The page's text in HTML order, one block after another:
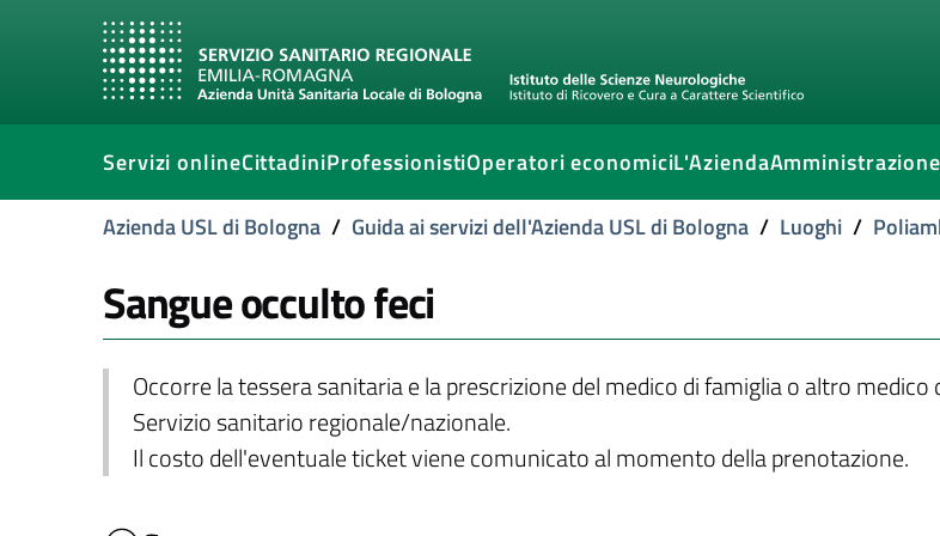
Servizi onlineCittadiniProfessionistiOperatori economiciL'Azienda
Azienda USL di Bologna / Guida ai servizi dell'Azienda USL di Bologna / Luoghi /
Sangue occulto feci
Occorre la tessera sanitaria e la prescrizione del medico di famiglia o altro medico
Servizio sanitario regionale/nazionale.
Il costo dell'eventuale ticket viene comunicato al momento della prenotazione.